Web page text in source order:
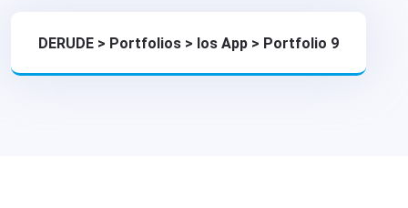
DERUDE > Portfolios > Ios App > Portfolio 9